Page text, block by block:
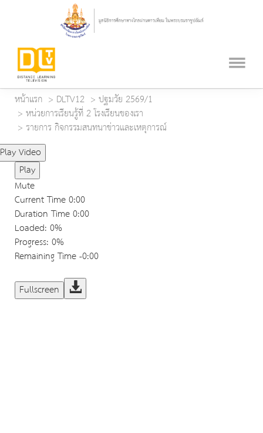
หน้าแรก DLTV12
ปฐมวัย 2569/1
หน่วยการเรียนรู้ที่ 2 โรงเรียนของเรา
รายการ กิจกรรมสนทนาข่าวและเหตุการณ์
Play Video
Play
Mute
Current Time0:00
Duration Time0:00
Loaded: 0%
Progress: 0%
Remaining Time-0:00
Fullscreen